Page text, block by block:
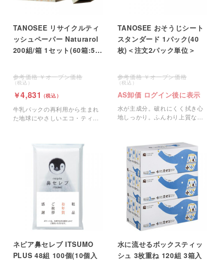
TANOSEE リサイクルティ
ッシュペーパー Naturarol
200組/箱 1セット(60箱:5箱
オープン価格
4,831
牛乳パックの再利用から生まれ
た地球にやさしいエコ・ティッ
TANOSEE おそうじシート
スタンダード 1パック(40
枚)＜注文2パック単位＞
オープン価格
AS卸価 ログイン後に表示
水が主成分。破れにくく拭き心
地しっかり。ふんわり上質な不
ネピア鼻セレブ ITSUMO
PLUS 48組 100個(10個入
水に流せるボックスティッ
シュ 3枚重ね 120組 3箱入